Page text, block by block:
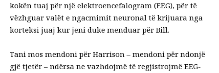
kokën tuaj për një elektroencefalogram (EEG), për të
vëzhguar valët e ngacmimit neuronal të krijuara nga
korteksi juaj kur jeni duke menduar për Bill.
Tani mos mendoni për Harrison – mendoni për ndonjë
gjë tjetër – ndërsa ne vazhdojmë të regjistrojmë EEG-